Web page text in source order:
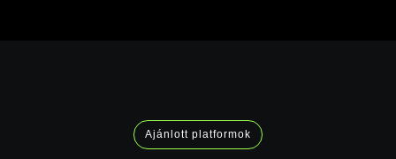
Ajánlott platformok